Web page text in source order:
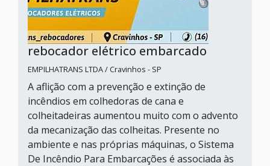
rebocador elétrico embarcado
EMPILHATRANS LTDA / Cravinhos - SP
A aflição com a prevenção e extinção de
incêndios em colhedoras de cana e
colheitadeiras aumentou muito com o advento
da mecanização das colheitas. Presente no
ambiente e nas próprias máquinas, o Sistema
De Incêndio Para Embarcações é associada às